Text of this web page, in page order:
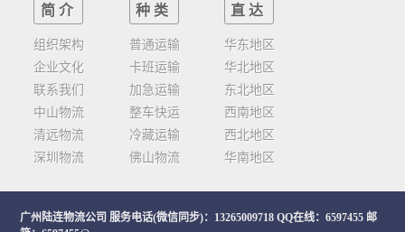
简介
组织架构
企业文化
联系我们
中山物流
清远物流
深圳物流
种类
普通运输
卡班运输
加急运输
整车快运
冷藏运输
佛山物流
直达
华东地区
华北地区
东北地区
西南地区
西北地区
华南地区
广州陆连物流公司 服务电话(微信同步)：13265009718 QQ在线：6597455 邮